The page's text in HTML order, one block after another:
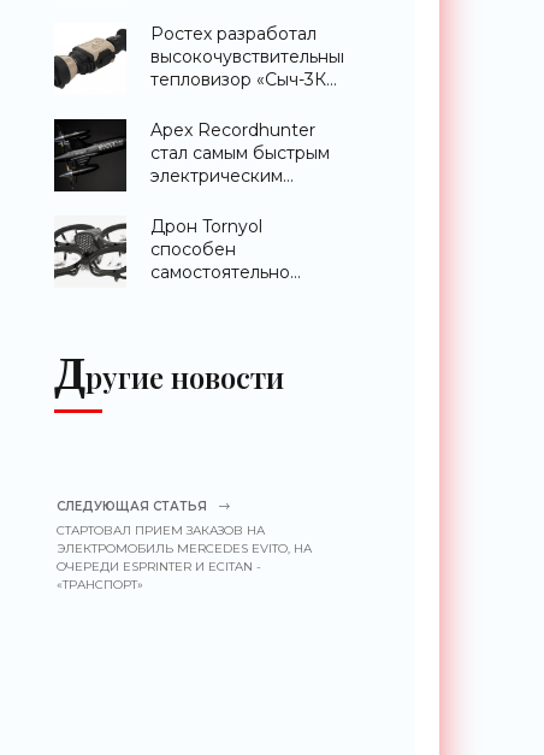
земли -
«Беспилотники»
Ростех разработал
высокочувствительный
тепловизор «Сыч-3К»
распознавания до 2
км - «Гаджеты»
Apex Recordhunter
стал самым быстрым
электрическим
«Беспилотники»
Дрон Tornyol
способен
самостоятельно
Другие новости
СЛЕДУЮЩАЯ СТАТЬЯ
СТАРТОВАЛ ПРИЕМ ЗАКАЗОВ НА
ЭЛЕКТРОМОБИЛЬ MERCEDES EVITO, НА
ОЧЕРЕДИ ESPRINTER И ECITAN -
«ТРАНСПОРТ»